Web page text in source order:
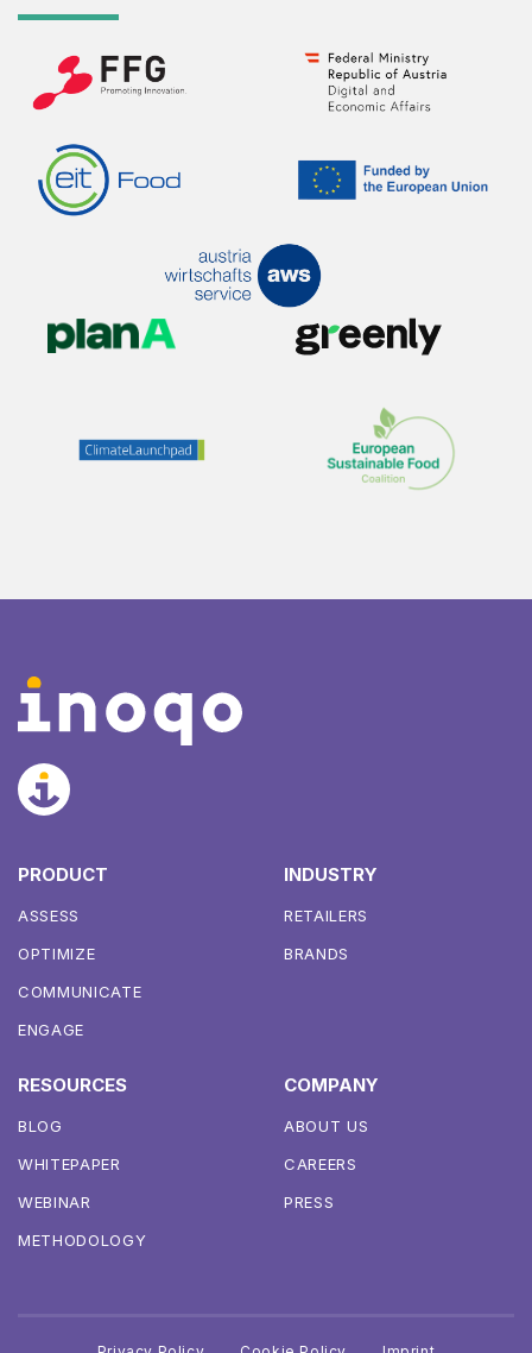
PRODUCT
ASSESS
OPTIMIZE
COMMUNICATE
ENGAGE
INDUSTRY
RETAILERS
BRANDS
RESOURCES
BLOG
WHITEPAPER
WEBINAR
METHODOLOGY
COMPANY
ABOUT US
CAREERS
PRESS